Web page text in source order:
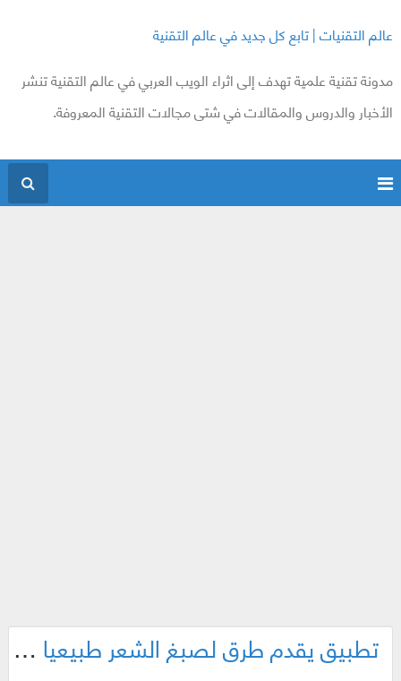
عالم التقنيات | تابع كل جديد في عالم التقنية
مدونة تقنية علمية تهدف إلى اثراء الويب العربي في عالم التقنية تنشر
الأخبار والدروس والمقالات في شتى مجالات التقنية المعروفة.
تطبيق يقدم طرق لصبغ الشعر طبيعيا في المنزل